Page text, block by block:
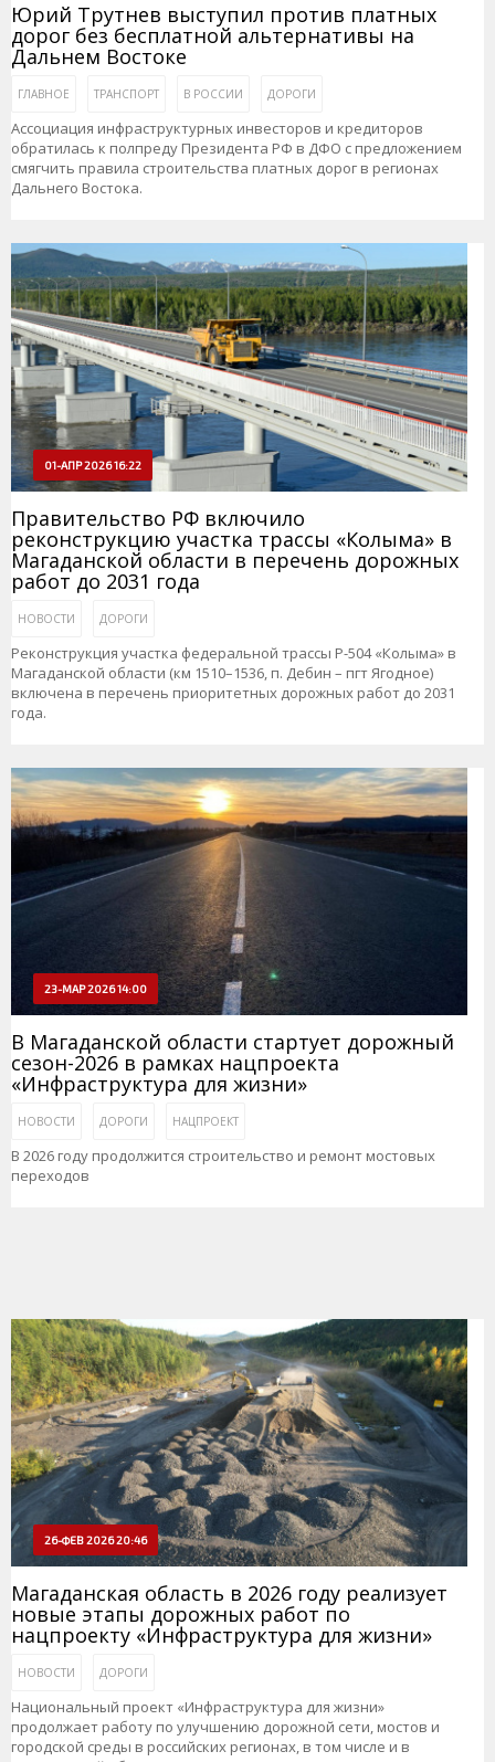
Юрий Трутнев выступил против платных
дорог без бесплатной альтернативы на
Дальнем Востоке
ГЛАВНОЕ ТРАНСПОРТ В РОССИИ ДОРОГИ
Ассоциация инфраструктурных инвесторов и кредиторов
обратилась к полпреду Президента РФ в ДФО с предложением
смягчить правила строительства платных дорог в регионах
Дальнего Востока.
01-АПР 2026 16:22
Правительство РФ включило
реконструкцию участка трассы «Колыма» в
Магаданской области в перечень дорожных
работ до 2031 года
НОВОСТИ ДОРОГИ
Реконструкция участка федеральной трассы Р-504 «Колыма» в
Магаданской области (км 1510–1536, п. Дебин – пгт Ягодное)
включена в перечень приоритетных дорожных работ до 2031
года.
23-МАР 2026 14:00
В Магаданской области стартует дорожный
сезон-2026 в рамках нацпроекта
«Инфраструктура для жизни»
НОВОСТИ ДОРОГИ НАЦПРОЕКТ
В 2026 году продолжится строительство и ремонт мостовых
переходов
26-ФЕВ 2026 20:46
Магаданская область в 2026 году реализует
новые этапы дорожных работ по
нацпроекту «Инфраструктура для жизни»
НОВОСТИ ДОРОГИ
Национальный проект «Инфраструктура для жизни»
продолжает работу по улучшению дорожной сети, мостов и
городской среды в российских регионах, в том числе и в